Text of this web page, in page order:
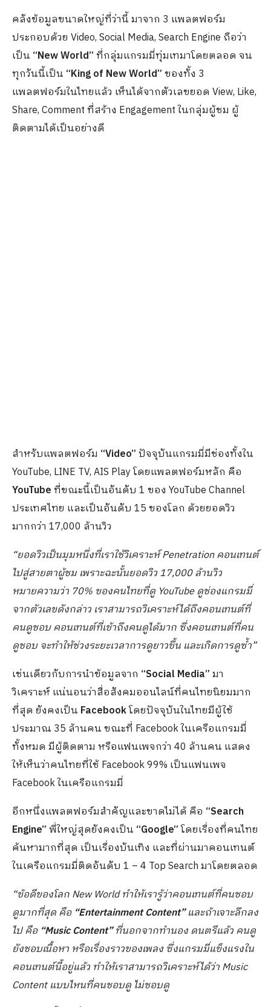
คลังข้อมูลขนาดใหญ่ที่ว่านี้ มาจาก 3 แพลตฟอร์ม
ประกอบด้วย Video, Social Media, Search Engine ถือว่า
เป็น “New World”ที่กลุ่มแกรมมี่ทุ่มเทมาโดยตลอด จน
ทุกวันนี้เป็น “King of New World”ของทั้ง 3
แพลตฟอร์มในไทยแล้ว เห็นได้จากตัวเลขยอด View, Like,
Share, Comment ที่สร้าง Engagement ในกลุ่มผู้ชม ผู้
ติดตามได้เป็นอย่างดี
สำหรับแพลตฟอร์ม “Video”ปัจจุบันแกรมมี่มีช่องทั้งใน
YouTube, LINE TV, AIS Play โดยแพลตฟอร์มหลัก คือ
YouTubeที่ขณะนี้เป็นอันดับ 1 ของ YouTube Channel
ประเทศไทย และเป็นอันดับ 15 ของโลก ด้วยยอดวิว
มากกว่า 17,000 ล้านวิว
“ยอดวิวเป็นมุมหนึ่งที่เราใช้วิเคราะห์Penetration คอนเทนต์
ไปสู่สายตาผู้ชม เพราะฉะนั้นยอดวิว 17,000 ล้านวิว
หมายความว่า 70% ของคนไทยที่ดู YouTube ดูช่องแกรมมี่
จากตัวเลขดังกล่าว เราสามารถวิเคราะห์ได้ถึงคอนเทนต์ที่
คนดูชอบ คอนเทนต์ที่เข้าถึงคนดูได้มาก ซึ่งคอนเทนต์ที่คน
ดูชอบ จะทำให้ช่วงระยะเวลาการดูยาวขึ้น และเกิดการดูซ้ำ”
เช่นเดียวกับการนำข้อมูลจาก “Social Media”มา
วิเคราะห์ แน่นอนว่าสื่อสังคมออนไลน์ที่คนไทยนิยมมาก
ที่สุด ยังคงเป็น Facebookโดยปัจจุบันในไทยมีผู้ใช้
ประมาณ 35 ล้านคน ขณะที่ Facebook ในเครือแกรมมี่
ทั้งหมด มีผู้ติดตาม หรือแฟนเพจกว่า 40 ล้านคน แสดง
ให้เห็นว่าคนไทยที่ใช้ Facebook 99% เป็นแฟนเพจ
Facebook ในเครือแกรมมี่
อีกหนึ่งแพลตฟอร์มสำคัญและขาดไม่ได้ คือ “Search
Engine”พี่ใหญ่สุดยังคงเป็น “Google”โดยเรื่องที่คนไทย
ค้นหามากที่สุด เป็นเรื่องบันเทิง และที่ผ่านมาคอนเทนต์
ในเครือแกรมมี่ติดอันดับ 1 – 4 Top Search มาโดยตลอด
“ข้อดีของโลกNew World ทำให้เรารู้ว่าคอนเทนต์ที่คนชอบ
ดูมากที่สุด คือ “Entertainment Content” และถ้าเจาะลึกลง
ไป คือ “Music Content”ที่นอกจากทำนอง ดนตรีแล้ว คนดู
ยังชอบเนื้อหา หรือเรื่องราวของเพลง ซึ่งแกรมมี่แข็งแรงใน
คอนเทนต์นี้อยู่แล้ว ทำให้เราสามารถวิเคราะห์ได้ว่าMusic
Content แบบไหนที่คนชอบดู ไม่ชอบดู